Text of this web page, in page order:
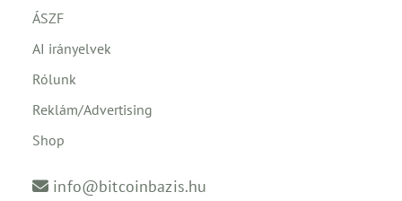
ÁSZF
AI irányelvek
Rólunk
Reklám/Advertising
Shop
info@bitcoinbazis.hu